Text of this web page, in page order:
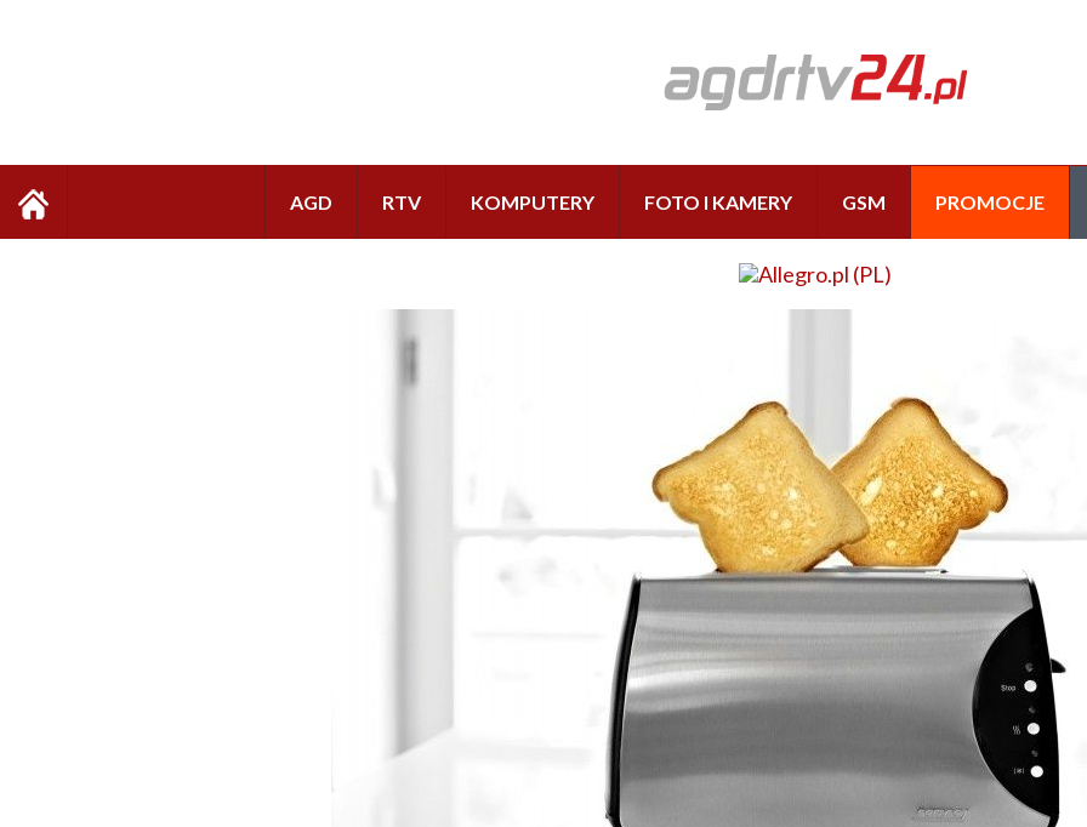
AGD RTV KOMPUTERY FOTO I KAMERY GSM PROMOCJE